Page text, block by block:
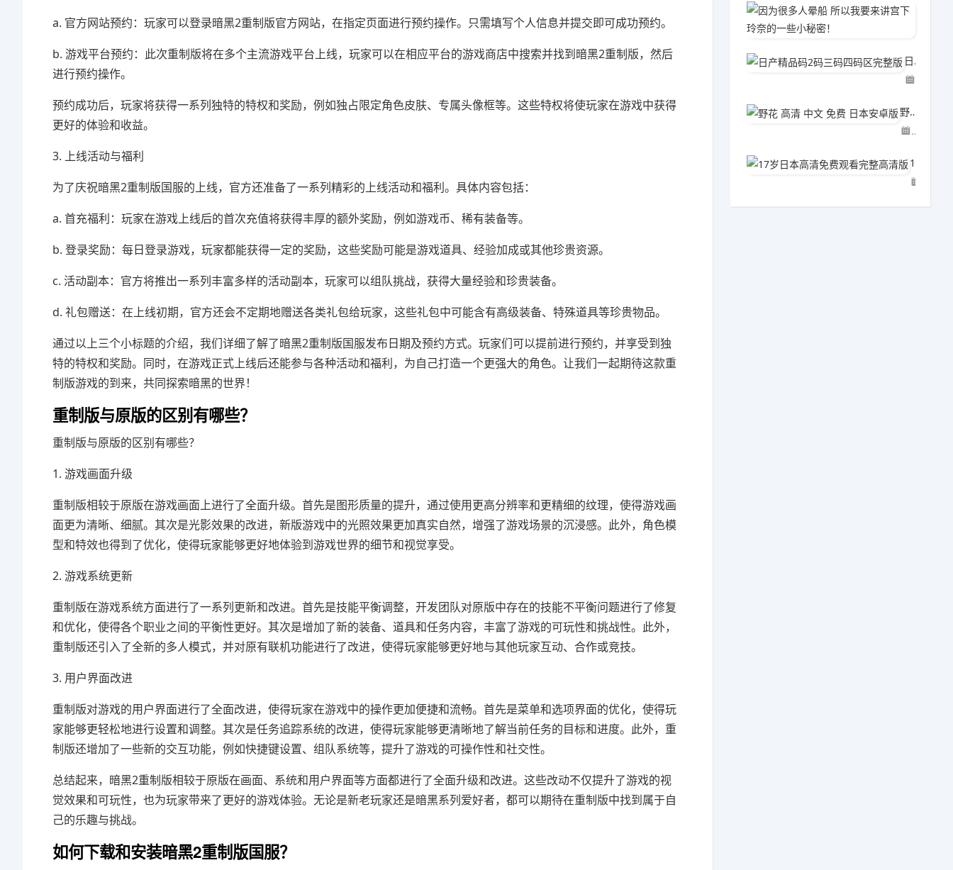
a. 官方网站预约：玩家可以登录暗黑2重制版官方网站，在指定页面进行预约操作。只需填写个人信息并提交即可成功预约。
b. 游戏平台预约：此次重制版将在多个主流游戏平台上线，玩家可以在相应平台的游戏商店中搜索并找到暗黑2重制版，然后
进行预约操作。
预约成功后，玩家将获得一系列独特的特权和奖励，例如独占限定角色皮肤、专属头像框等。这些特权将使玩家在游戏中获得
更好的体验和收益。
3. 上线活动与福利
为了庆祝暗黑2重制版国服的上线，官方还准备了一系列精彩的上线活动和福利。具体内容包括：
a. 首充福利：玩家在游戏上线后的首次充值将获得丰厚的额外奖励，例如游戏币、稀有装备等。
b. 登录奖励：每日登录游戏，玩家都能获得一定的奖励，这些奖励可能是游戏道具、经验加成或其他珍贵资源。
c. 活动副本：官方将推出一系列丰富多样的活动副本，玩家可以组队挑战，获得大量经验和珍贵装备。
d. 礼包赠送：在上线初期，官方还会不定期地赠送各类礼包给玩家，这些礼包中可能含有高级装备、特殊道具等珍贵物品。
通过以上三个小标题的介绍，我们详细了解了暗黑2重制版国服发布日期及预约方式。玩家们可以提前进行预约，并享受到独
特的特权和奖励。同时，在游戏正式上线后还能参与各种活动和福利，为自己打造一个更强大的角色。让我们一起期待这款重
制版游戏的到来，共同探索暗黑的世界！
重制版与原版的区别有哪些？
重制版与原版的区别有哪些？
1. 游戏画面升级
重制版相较于原版在游戏画面上进行了全面升级。首先是图形质量的提升，通过使用更高分辨率和更精细的纹理，使得游戏画
面更为清晰、细腻。其次是光影效果的改进，新版游戏中的光照效果更加真实自然，增强了游戏场景的沉浸感。此外，角色模
型和特效也得到了优化，使得玩家能够更好地体验到游戏世界的细节和视觉享受。
2. 游戏系统更新
重制版在游戏系统方面进行了一系列更新和改进。首先是技能平衡调整，开发团队对原版中存在的技能不平衡问题进行了修复
和优化，使得各个职业之间的平衡性更好。其次是增加了新的装备、道具和任务内容，丰富了游戏的可玩性和挑战性。此外，
重制版还引入了全新的多人模式，并对原有联机功能进行了改进，使得玩家能够更好地与其他玩家互动、合作或竞技。
3. 用户界面改进
重制版对游戏的用户界面进行了全面改进，使得玩家在游戏中的操作更加便捷和流畅。首先是菜单和选项界面的优化，使得玩
家能够更轻松地进行设置和调整。其次是任务追踪系统的改进，使得玩家能够更清晰地了解当前任务的目标和进度。此外，重
制版还增加了一些新的交互功能，例如快捷键设置、组队系统等，提升了游戏的可操作性和社交性。
总结起来，暗黑2重制版相较于原版在画面、系统和用户界面等方面都进行了全面升级和改进。这些改动不仅提升了游戏的视
觉效果和可玩性，也为玩家带来了更好的游戏体验。无论是新老玩家还是暗黑系列爱好者，都可以期待在重制版中找到属于自
己的乐趣与挑战。
如何下载和安装暗黑2重制版国服？
日产精品码2码三码四码区完整版
野花 高清 中文 免费 日本安卓版
07-19